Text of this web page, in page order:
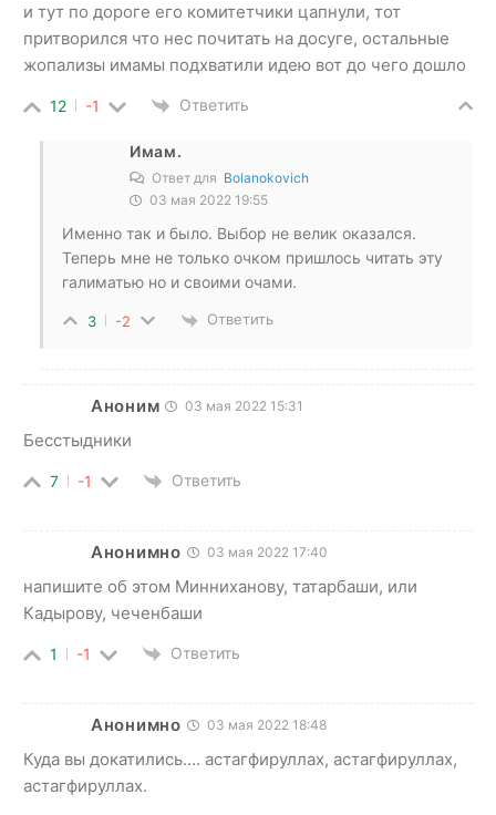
и тут по дороге его комитетчики цапнули, тот
притворился что нес почитать на досуге, остальные
жопализы имамы подхватили идею вот до чего дошло
12 -1 Ответить
Имам.
Ответ для Bolanokovich
03 мая 2022 19:55
Именно так и было. Выбор не велик оказался.
Теперь мне не только очком пришлось читать эту
галиматью но и своими очами.
3 -2 Ответить
Аноним 03 мая 2022 15:31
Бесстыдники
7 -1 Ответить
Анонимно 03 мая 2022 17:40
напишите об этом Минниханову, татарбаши, или
Кадырову, чеченбаши
1 -1 Ответить
Анонимно 03 мая 2022 18:48
Куда вы докатились…. астагфируллах, астагфируллах,
астагфируллах.